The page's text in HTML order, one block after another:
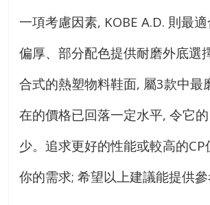
一項考慮因素, KOBE A.D. 則最
偏厚、部分配色提供耐磨外底選
合式的熱塑物料鞋面, 屬3款中最
在的價格已回落一定水平, 令它
少。追求更好的性能或較高的
你的需求; 希望以上建議能提供參